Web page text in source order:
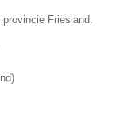
Friesland.
)